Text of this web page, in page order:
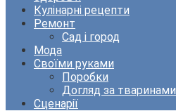
Кулінарні рецепти
Ремонт
Сад і город
Мода
Своїми руками
Поробки
Догляд за тваринами
Сценарії